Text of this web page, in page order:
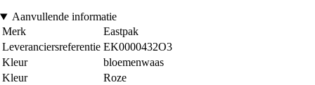
Aanvullende informatie
Merk
Eastpak
Leveranciersreferentie EK0000432O3
Kleur
bloemenwaas
Kleur
Roze